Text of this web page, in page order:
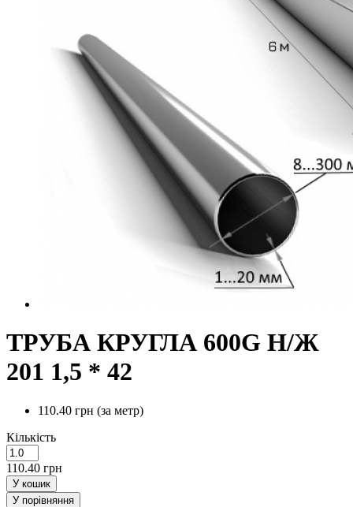
ТРУБА КРУГЛА 600G Н/Ж
201 1,5 * 42
110.40 грн (за метр)
Кількість
110.40 грн
У кошик
У порівняння